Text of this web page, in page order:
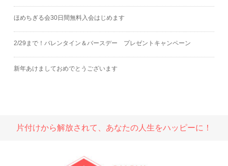
ほめちぎる会30日間無料入会はじめます
2/29まで！バレンタイン＆バースデー プレゼントキャンペーン
新年あけましておめでとうございます
片付けから解放されて、あなたの人生をハッピーに！